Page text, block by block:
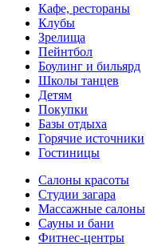
Кафе, рестораны
Клубы
Зрелища
Пейнтбол
Боулинг и бильярд
Школы танцев
Детям
Покупки
Базы отдыха
Горячие источники
Гостиницы
Салоны красоты
Студии загара
Массажные салоны
Сауны и бани
Фитнес-центры